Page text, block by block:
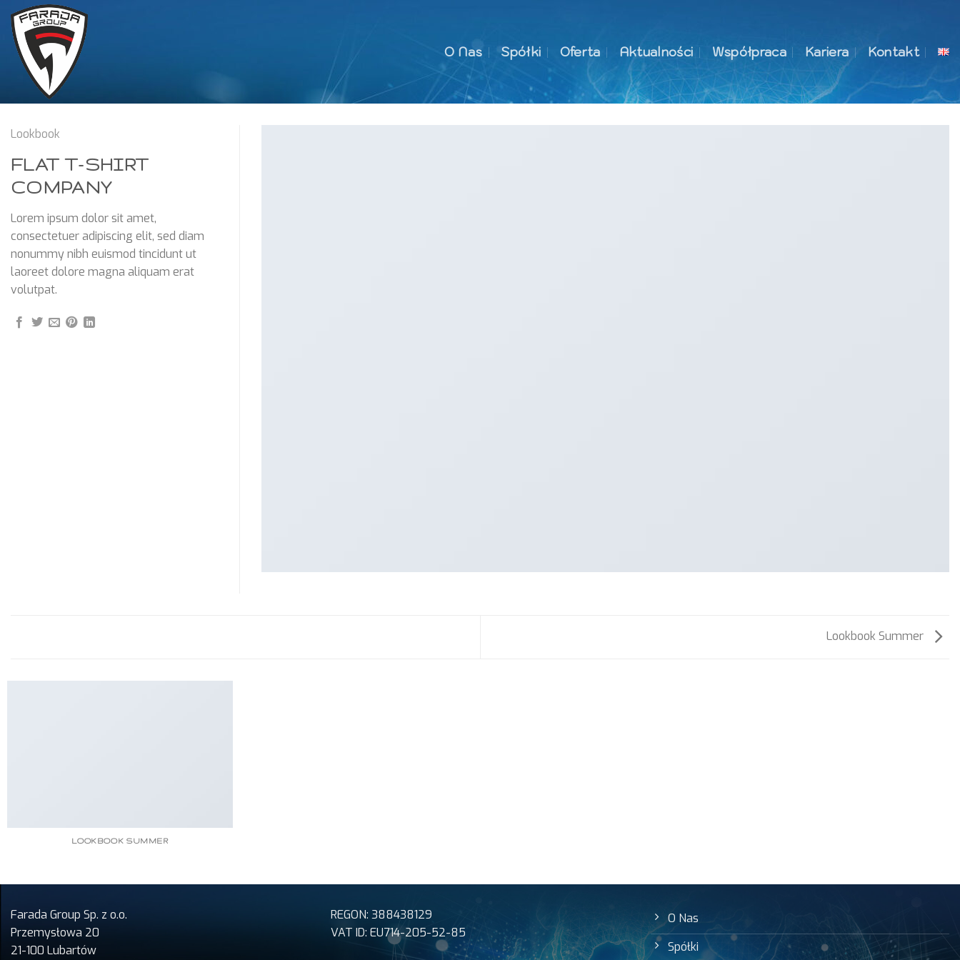
Skip
content
O Nas Spółki Oferta Aktualności Współpraca Kariera Kontakt
Lookbook
FLAT T-SHIRT
COMPANY
Lorem ipsum dolor sit amet,
consectetuer adipiscing elit, sed diam
nonummy nibh euismod tincidunt ut
laoreet dolore magna aliquam erat
volutpat.
Lookbook Summer
LOOKBOOK SUMMER
Farada Group Sp. z o.o.
Przemysłowa 20
21-100 Lubartów
REGON: 388438129
VAT ID: EU714-205-52-85
O Nas
Spółki